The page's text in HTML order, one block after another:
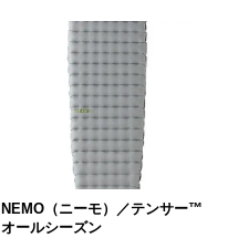
NEMO（ニーモ）／テンサー™
オールシーズン